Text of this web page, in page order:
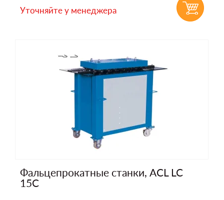
Уточняйте у менеджера
Фальцепрокатные станки, ACL LC
15С